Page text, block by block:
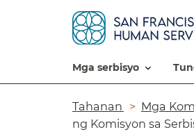
mga serbisyo​​
Breadcrumb​​
Tahanan​​ Mga
ng Komisyon sa